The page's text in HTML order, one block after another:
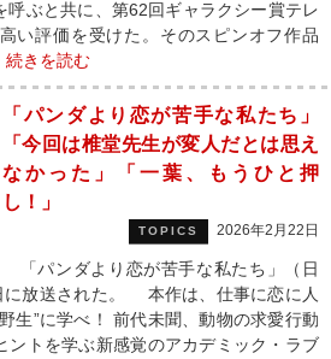
呼ぶと共に、第62回ギャラクシー賞テレ
い評価を受けた。そのスピンオフ作品
続きを読む
「パンダより恋が苦手な私たち」
「今回は椎堂先生が変人だとは思え
なかった」「一葉、もうひと押
し！」
TOPICS 2026年2月22日
「パンダより恋が苦手な私たち」（日
に放送された。 本作は、仕事に恋に人
生”に学べ！ 前代未聞、動物の求愛行動
ントを学ぶ新感覚のアカデミック・ラブ